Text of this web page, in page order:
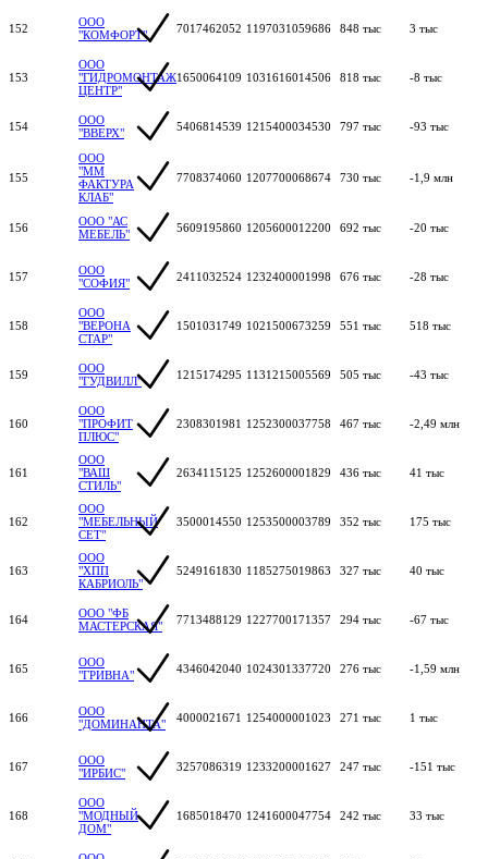
152
ООО
"КОМФОРТ"
7017462052 1197031059686 848 тыс 3 тыс
153
ООО
"ГИДРОМОНТАЖ
ЦЕНТР"
1650064109 1031616014506 818 тыс -8 тыс
154
ООО
"ВВЕРХ"
5406814539 1215400034530 797 тыс -93 тыс
155
ООО
"ММ
ФАКТУРА
КЛАБ"
7708374060 1207700068674 730 тыс -1,9 млн
156
ООО "АС
МЕБЕЛЬ"
5609195860 1205600012200 692 тыс -20 тыс
157
ООО
"СОФИЯ"
2411032524 1232400001998 676 тыс -28 тыс
158
ООО
"ВЕРОНА
СТАР"
1501031749 1021500673259 551 тыс 518 тыс
159
ООО
"ГУДВИЛЛ"
1215174295 1131215005569 505 тыс -43 тыс
160
ООО
"ПРОФИТ
ПЛЮС"
2308301981 1252300037758 467 тыс -2,49 млн
161
ООО
"ВАШ
СТИЛЬ"
2634115125 1252600001829 436 тыс 41 тыс
162
ООО
"МЕБЕЛЬНЫЙ
СЕТ"
3500014550 1253500003789 352 тыс 175 тыс
163
ООО
"ХПП
КАБРИОЛЬ"
5249161830 1185275019863 327 тыс 40 тыс
164
ООО "ФБ
МАСТЕРСКАЯ"
7713488129 1227700171357 294 тыс -67 тыс
165
ООО
"ГРИВНА"
4346042040 1024301337720 276 тыс -1,59 млн
166
ООО
"ДОМИНАНТА"
4000021671 1254000001023 271 тыс 1 тыс
167
ООО
"ИРБИС"
3257086319 1233200001627 247 тыс -151 тыс
168
ООО
"МОДНЫЙ
ДОМ"
1685018470 1241600047754 242 тыс 33 тыс